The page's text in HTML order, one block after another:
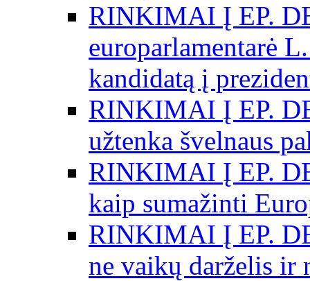
RINKIMAI Į EP.
europarlamentarė
kandidatą į
RINKIMAI Į EP.
užtenka švelnaus
RINKIMAI Į EP.
kaip sumažinti
RINKIMAI Į EP.
ne vaikų darželis ir